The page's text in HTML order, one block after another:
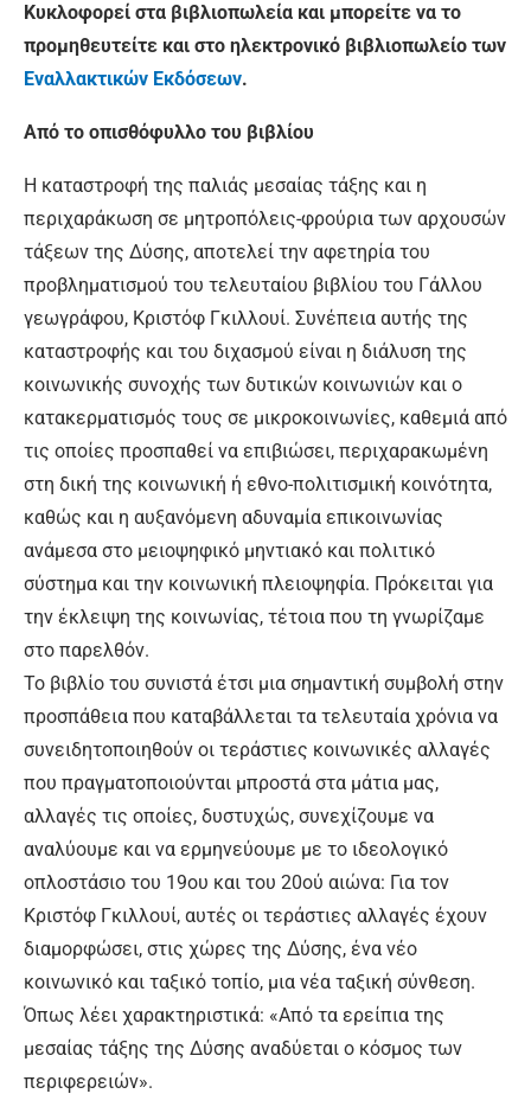
Κυκλοφορεί στα βιβλιοπωλεία και μπορείτε να το
προμηθευτείτε και στο ηλεκτρονικό βιβλιοπωλείο των
Εναλλακτικών Εκδόσεων.
Από το οπισθόφυλλο του βιβλίου
Η καταστροφή της παλιάς μεσαίας τάξης και η
περιχαράκωση σε μητροπόλεις-φρούρια των αρχουσών
τάξεων της Δύσης, αποτελεί την αφετηρία του
προβληματισμού του τελευταίου βιβλίου του Γάλλου
γεωγράφου, Κριστόφ Γκιλλουί. Συνέπεια αυτής της
καταστροφής και του διχασμού είναι η διάλυση της
κοινωνικής συνοχής των δυτικών κοινωνιών και ο
κατακερματισμός τους σε μικροκοινωνίες, καθεμιά από
τις οποίες προσπαθεί να επιβιώσει, περιχαρακωμένη
στη δική της κοινωνική ή εθνο-πολιτισμική κοινότητα,
καθώς και η αυξανόμενη αδυναμία επικοινωνίας
ανάμεσα στο μειοψηφικό μηντιακό και πολιτικό
σύστημα και την κοινωνική πλειοψηφία. Πρόκειται για
την έκλειψη της κοινωνίας, τέτοια που τη γνωρίζαμε
στο παρελθόν.
Το βιβλίο του συνιστά έτσι μια σημαντική συμβολή στην
προσπάθεια που καταβάλλεται τα τελευταία χρόνια να
συνειδητοποιηθούν οι τεράστιες κοινωνικές αλλαγές
που πραγματοποιούνται μπροστά στα μάτια μας,
αλλαγές τις οποίες, δυστυχώς, συνεχίζουμε να
αναλύουμε και να ερμηνεύουμε με το ιδεολογικό
οπλοστάσιο του 19ου και του 20ού αιώνα: Για τον
Κριστόφ Γκιλλουί, αυτές οι τεράστιες αλλαγές έχουν
διαμορφώσει, στις χώρες της Δύσης, ένα νέο
κοινωνικό και ταξικό τοπίο, μια νέα ταξική σύνθεση.
Όπως λέει χαρακτηριστικά: «Από τα ερείπια της
μεσαίας τάξης της Δύσης αναδύεται ο κόσμος των
περιφερειών».